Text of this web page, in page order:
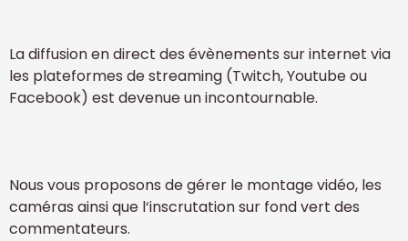
La diffusion en direct des évènements sur internet via
les plateformes de streaming (Twitch, Youtube ou
Facebook) est devenue un incontournable.
Nous vous proposons de gérer le montage vidéo, les
caméras ainsi que l‘inscrutation sur fond vert des
commentateurs.